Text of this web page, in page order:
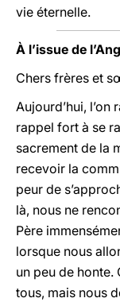
vie éternelle.
À l’issue de
Chers frères et
Aujourd’hui, l’on
rappel fort à se
sacrement de la
recevoir la
peur de
là, nous ne
Père
lorsque nous
un peu de honte.
tous, mais nous